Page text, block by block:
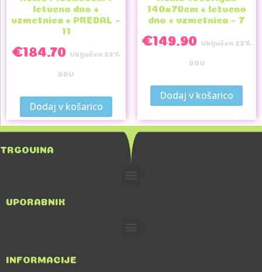
letveno dno +
vzmetnica + PREDAL –
11
€184.70 Vključen 22%
DDV
Dodaj v košarico
140x70cm + letveno
dno + vzmetnica – 7
€149.90 Vključen 22%
DDV
Dodaj v košarico
TRGOVINA
UPORABNIK
INFORMACIJE